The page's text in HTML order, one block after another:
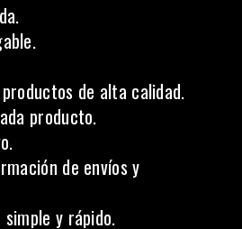
de alta calidad.
producto.
de envíos y
y rápido.